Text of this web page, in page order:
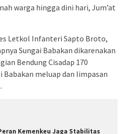
warga hingga dini hari, Jum’at
Letkol Infanteri Sapto Broto,
Sungai Babakan dikarenakan
Bendung Cisadap 170
meluap dan limpasan
Kemenkeu Jaga Stabilitas